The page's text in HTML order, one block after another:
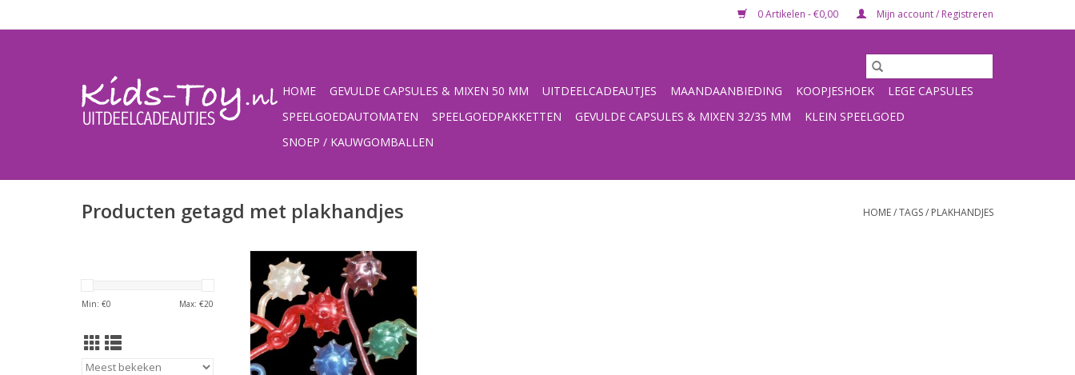
0 Artikelen - €0,00 Mijn account / Registreren
HOME GEVULDE CAPSULES & MIXEN 50 MM UITDEELCADEAUTJES MAANDAANBIEDING KOOPJESHOEK
LEGE CAPSULES
SPEELGOEDAUTOMATEN
SPEELGOEDPAKKETTEN GEVULDE CAPSULES & MIXEN 32/35 MM
KLEIN SPEELGOED
SNOEP / KAUWGOMBALLEN
Producten getagd met plakhandjes HOME/TAGS/ PLAKHANDJES
Min: €0 Max: €20
Sticky Hammer (in 32/35 mm
capsule)
TOEVOEGEN AAN WINKELWAGEN